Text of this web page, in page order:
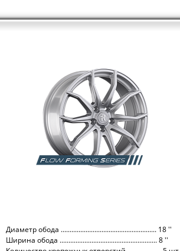
Диаметр обода ...................................................... 18 ''
Ширина обода ....................................................... 8 ''